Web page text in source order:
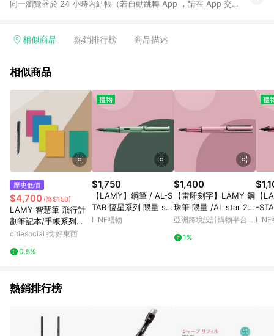
同一瀏覽器於 24 小時內結帳（若自動跳轉 App ，請在 App 交
回饋訂單不得享有 Pinkoi 站方優惠，例如首購優惠，P coins，
行為，不具贈點資格，部分退款不在此限。 6. APP 請更新至
貨後 45 天後發送。 8. 群眾募資商品，禮物卡，開館保證金，補
運費，攤位費等不具贈點資格。 9. LINE 購物站上之商品規格、
顏色、價位、贈品如與 Pinkoi 商品資訊頁及購物車不符，以
Pinkoi 購物商品資訊頁及購物車標示為準。 10. 點數紅包使用規
則請以點數紅包活動說明為準。 11. 若於 LINE 購物前往 Pinkoi
頁面後才首次下載 Pinkoi APP 並完成訂單，不符合導購資格；承
上，首次下載 Pinkoi APP 後，需透過 LINE 購物前往 Pinkoi 頁
相似商品 熱銷排行榜 商品描述
相似商品
歷史低價
$4,700 (降$150)
LAMY 智慧筆 飛行計
劃筆記本/手帳系列
【買就送會議紀錄】
綠，週)
citiesocial 找 好東西
0.5%
$1,750
【LAMY】鋼筆 / AL-S
TAR 恆星系列 限量 sa
ge - 秋日綠色 - 官方
LINE禮物
$1,400
【雷雕刻字】LAMY 鋼
珠筆 限量 /AL star 20
24 -秋日紅
亞洲跨境設計購物平台
1%
【
-
LINE
熱銷排行榜